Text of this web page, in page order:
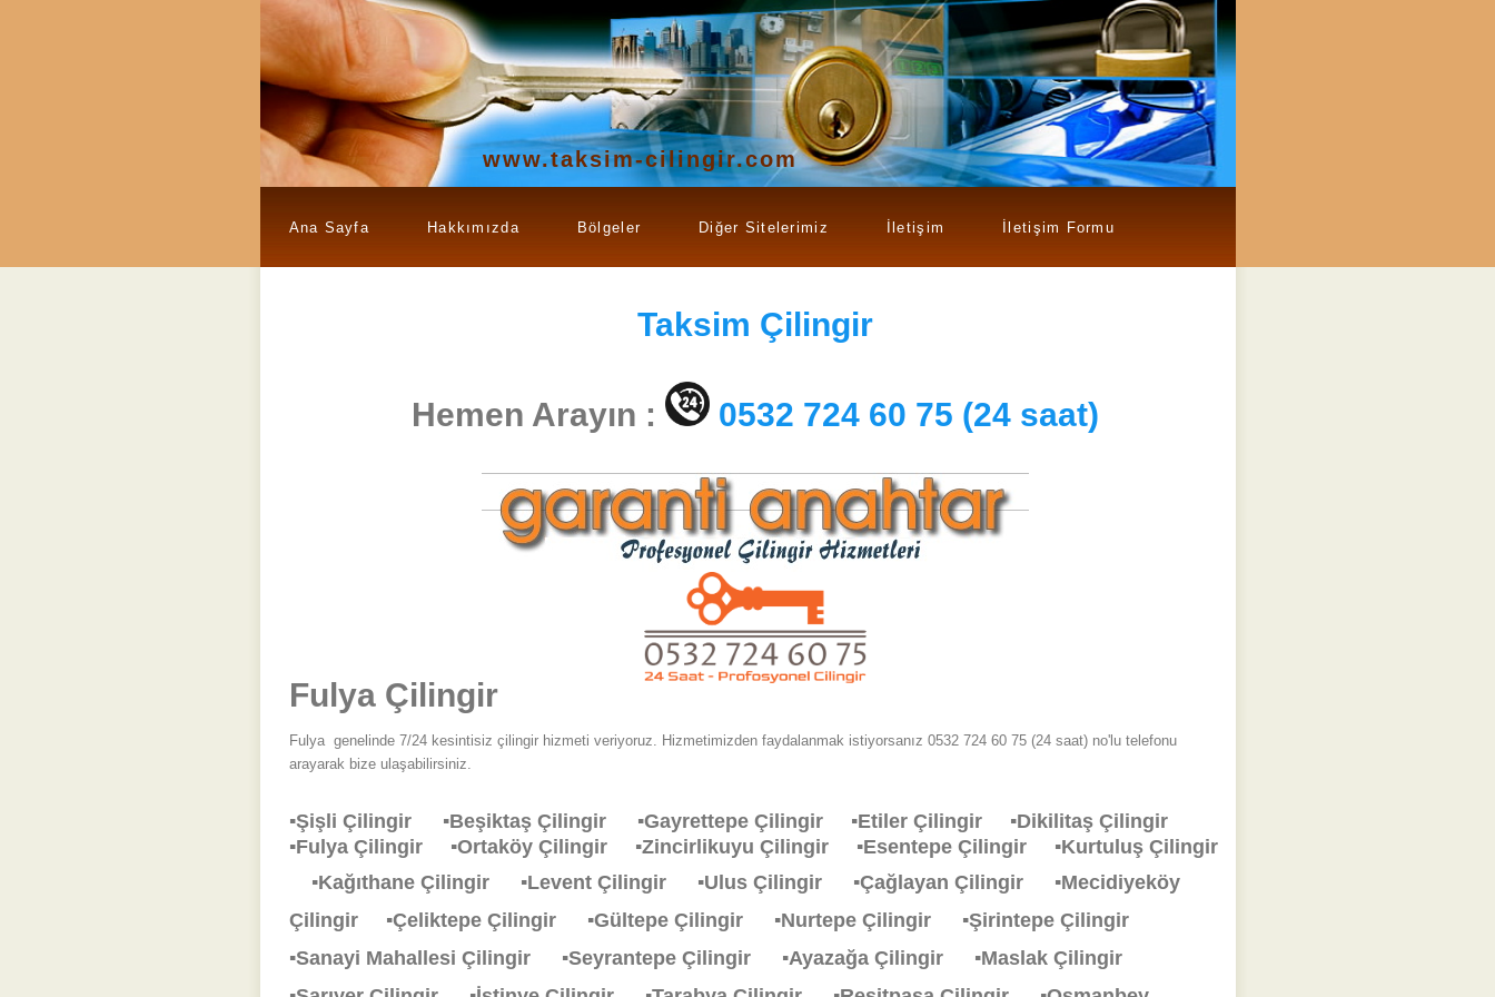
www.taksim-cilingir.com
Ana Sayfa Hakkımızda Bölgeler Diğer Sitelerimiz İletişim İletişim Formu
Taksim Çilingir
Hemen Arayın : 0532 724 60 75 (24 saat)
Fulya Çilingir
Fulya genelinde 7/24 kesintisiz çilingir hizmeti veriyoruz. Hizmetimizden faydalanmak istiyorsanız 0532 724 60 75 (24 saat) no'lu telefonu
arayarak bize ulaşabilirsiniz.
▪Şişli Çilingir ▪Beşiktaş Çilingir ▪Gayrettepe Çilingir ▪Etiler Çilingir ▪Dikilitaş Çilingir
▪Fulya Çilingir ▪Ortaköy Çilingir ▪Zincirlikuyu Çilingir ▪Esentepe Çilingir ▪Kurtuluş Çilingir
▪Kağıthane Çilingir
▪Levent Çilingir ▪Ulus Çilingir ▪Çağlayan Çilingir
▪Mecidiyeköy
Çilingir ▪Çeliktepe Çilingir ▪Gültepe Çilingir ▪Nurtepe Çilingir
▪Şirintepe Çilingir
▪Sanayi Mahallesi Çilingir
▪Seyrantepe Çilingir ▪Ayazağa Çilingir
▪Maslak Çilingir